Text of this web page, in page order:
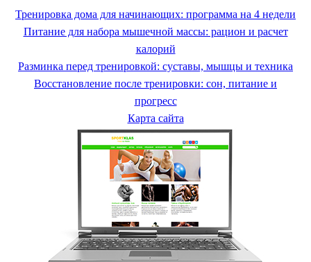
Тренировка дома для начинающих: программа на 4 недели
Питание для набора мышечной массы: рацион и расчет
калорий
Разминка перед тренировкой: суставы, мышцы и техника
Восстановление после тренировки: сон, питание и
прогресс
Карта сайта